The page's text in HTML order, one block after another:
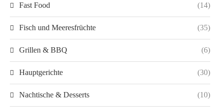
Fast Food (14)
Fisch und Meeresfrüchte (35)
Grillen & BBQ (6)
Hauptgerichte (30)
Nachtische & Desserts (10)